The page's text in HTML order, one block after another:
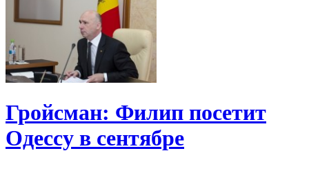
Гройсман: Филип посетит
Одессу в сентябре